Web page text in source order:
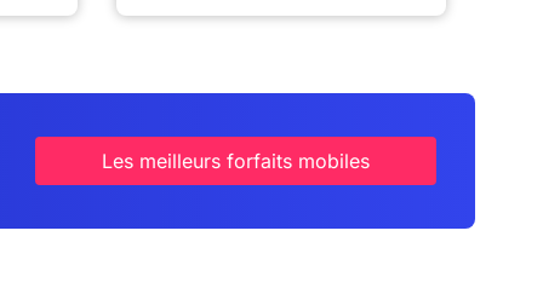
Les meilleurs forfaits mobiles